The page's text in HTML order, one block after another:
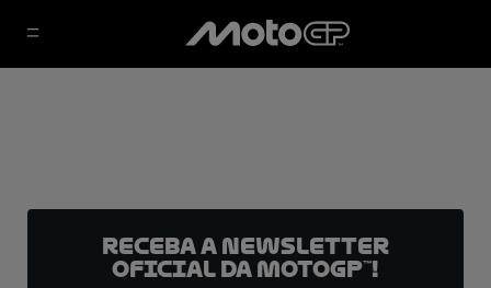
Receba a newsletter
oficial da MotoGP™!